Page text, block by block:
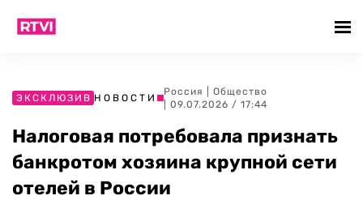
ЭКСКЛЮЗИВ НОВОСТИ
Россия
Общество
| 09.07.2026 / 17:44
Налоговая потребовала признать
банкротом хозяина крупной сети
отелей в России